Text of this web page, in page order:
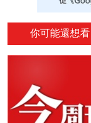
你可能還想看